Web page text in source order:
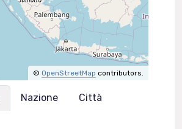
© OpenStreetMap contributors.
Nazione Città